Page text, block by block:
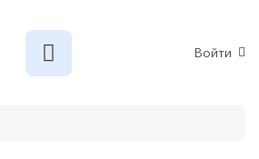
Войти